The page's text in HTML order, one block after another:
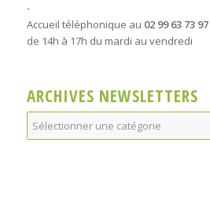
-
Accueil téléphonique au 02 99 63 73 97
de 14h à 17h du mardi au vendredi
ARCHIVES NEWSLETTERS
Archives
Newsletters